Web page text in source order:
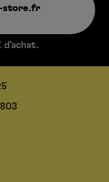
store.fr